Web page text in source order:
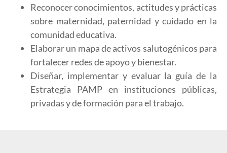
Reconocer conocimientos, actitudes y prácticas
sobre maternidad, paternidad y cuidado en la
comunidad educativa.
Elaborar un mapa de activos salutogénicos para
fortalecer redes de apoyo y bienestar.
Diseñar, implementar y evaluar la guía de la
Estrategia PAMP en instituciones públicas,
privadas y de formación para el trabajo.